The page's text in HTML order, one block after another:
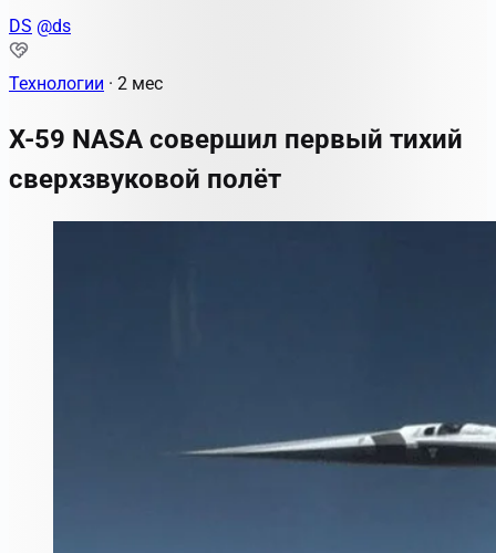
DS @ds
Технологии · 2 мес
X-59 NASA совершил первый тихий
сверхзвуковой полёт